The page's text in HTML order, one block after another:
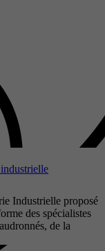
Industrielle proposé
des spécialistes
de la